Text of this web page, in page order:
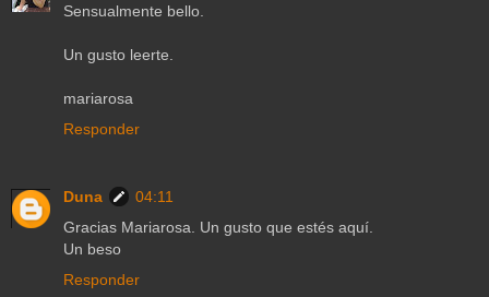
Sensualmente bello.
Un gusto leerte.
mariarosa
Responder
Duna
04:11
Gracias Mariarosa. Un gusto que estés aquí.
Un beso
Responder